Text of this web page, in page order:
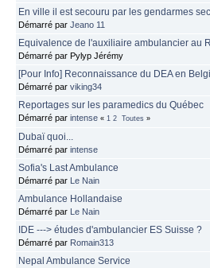
En ville il est secouru par les gendarmes
Démarré par Jeano 11
Equivalence de l'auxiliaire ambulancier au
Démarré par Pylyp Jérémy
[Pour Info] Reconnaissance du DEA en
Démarré par viking34
Reportages sur les paramedics du Québec
Démarré par intense « 1 2 Toutes »
Dubaï quoi...
Démarré par intense
Sofia's Last Ambulance
Démarré par Le Nain
Ambulance Hollandaise
Démarré par Le Nain
IDE ---> études d'ambulancier ES Suisse ?
Démarré par Romain313
Nepal Ambulance Service